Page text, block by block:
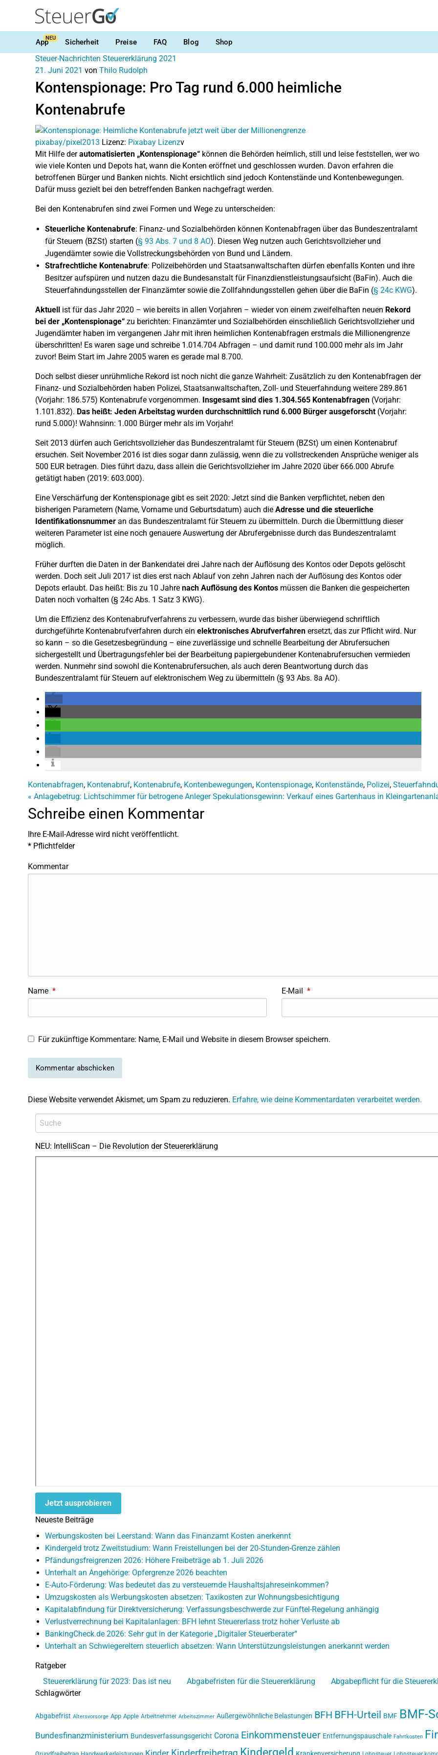
AppNEU Sicherheit Preise FAQ Blog Shop
Steuer-Nachrichten Steuererklärung 2021
21. Juni 2021 von Thilo Rudolph
Kontenspionage: Pro Tag rund 6.000 heimliche
Kontenabrufe
pixabay/pixel2013 Lizenz: Pixabay Lizenzv
Mit Hilfe derautomatisierten „Kontenspionage“ können die Behörden heimlich, still und leise feststellen, wer wo
wie viele Konten und Depots hat, wann die Konten eröffnet und geschlossen wurden. Davon erfahren die
betroffenen Bürger und Banken nichts. Nicht ersichtlich sind jedoch Kontenstände und Kontenbewegungen.
Dafür muss gezielt bei den betreffenden Banken nachgefragt werden.
Bei den Kontenabrufen sind zwei Formen und Wege zu unterscheiden:
Steuerliche Kontenabrufe: Finanz- und Sozialbehörden können Kontenabfragen über das Bundeszentralamt
für Steuern (BZSt) starten (§ 93 Abs. 7 und 8 AO). Diesen Weg nutzen auch Gerichtsvollzieher und
Jugendämter sowie die Vollstreckungsbehörden von Bund und Ländern.
Strafrechtliche Kontenabrufe: Polizeibehörden und Staatsanwaltschaften dürfen ebenfalls Konten und ihre
Besitzer aufspüren und nutzen dazu die Bundesanstalt für Finanzdienstleistungsaufsicht (BaFin). Auch die
Steuerfahndungsstellen der Finanzämter sowie die Zollfahndungsstellen gehen über die BaFin (§ 24c KWG).
Aktuell ist für das Jahr 2020 – wie bereits in allen Vorjahren – wieder von einem zweifelhaften neuen Rekord
bei der „Kontenspionage“ zu berichten: Finanzämter und Sozialbehörden einschließlich Gerichtsvollzieher und
Jugendämter haben im vergangenen Jahr mit ihren heimlichen Kontenabfragen erstmals die Millionengrenze
überschritten! Es waren sage und schreibe 1.014.704 Abfragen – und damit rund 100.000 mehr als im Jahr
zuvor! Beim Start im Jahre 2005 waren es gerade mal 8.700.
Doch selbst dieser unrühmliche Rekord ist noch nicht die ganze Wahrheit: Zusätzlich zu den Kontenabfragen der
Finanz- und Sozialbehörden haben Polizei, Staatsanwaltschaften, Zoll- und Steuerfahndung weitere 289.861
(Vorjahr: 186.575) Kontenabrufe vorgenommen. Insgesamt sind dies 1.304.565 Kontenabfragen (Vorjahr:
1.101.832). Das heißt: Jeden Arbeitstag wurden durchschnittlich rund 6.000 Bürger ausgeforscht (Vorjahr:
rund 5.000)! Wahnsinn: 1.000 Bürger mehr als im Vorjahr!
Seit 2013 dürfen auch Gerichtsvollzieher das Bundeszentralamt für Steuern (BZSt) um einen Kontenabruf
ersuchen. Seit November 2016 ist dies sogar dann zulässig, wenn die zu vollstreckenden Ansprüche weniger als
500 EUR betragen. Dies führt dazu, dass allein die Gerichtsvollzieher im Jahre 2020 über 666.000 Abrufe
getätigt haben (2019: 603.000).
Eine Verschärfung der Kontenspionage gibt es seit 2020: Jetzt sind die Banken verpflichtet, neben den
bisherigen Parametern (Name, Vorname und Geburtsdatum) auch die Adresse und die steuerliche
Identifikationsnummer an das Bundeszentralamt für Steuern zu übermitteln. Durch die Übermittlung dieser
weiteren Parameter ist eine noch genauere Auswertung der Abrufergebnisse durch das Bundeszentralamt
möglich.
Früher durften die Daten in der Bankendatei drei Jahre nach der Auflösung des Kontos oder Depots gelöscht
werden. Doch seit Juli 2017 ist dies erst nach Ablauf von zehn Jahren nach der Auflösung des Kontos oder
Depots erlaubt. Das heißt: Bis zu 10 Jahre nach Auflösung des Kontos müssen die Banken die gespeicherten
Daten noch vorhalten (§ 24c Abs. 1 Satz 3 KWG).
Um die Effizienz des Kontenabrufverfahrens zu verbessern, wurde das bisher überwiegend schriftlich
durchgeführte Kontenabrufverfahren durch ein elektronisches Abrufverfahren ersetzt, das zur Pflicht wird. Nur
so kann – so die Gesetzesbegründung – eine zuverlässige und schnelle Bearbeitung der Abrufersuchen
sichergestellt und Übertragungsfehler bei der Bearbeitung papiergebundener Kontenabrufersuchen vermieden
werden. Nunmehr sind sowohl die Kontenabrufersuchen, als auch deren Beantwortung durch das
Bundeszentralamt für Steuern auf elektronischem Weg zu übermitteln (§ 93 Abs. 8a AO).
Kontenabfragen, Kontenabruf, Kontenabrufe, Kontenbewegungen, Kontenspionage, Kontenstände, Polizei,
« Anlagebetrug: Lichtschimmer für betrogene Anleger Spekulationsgewinn: Verkauf eines Gartenhaus in
Schreibe einen Kommentar
Ihre E-Mail-Adresse wird nicht veröffentlicht.
* Pflichtfelder
Kommentar
Name * E-Mail *
Für zukünftige Kommentare: Name, E-Mail und Website in diesem Browser speichern.
Diese Website verwendet Akismet, um Spam zu reduzieren. Erfahre, wie deine Kommentardaten verarbeitet werden.
NEU: IntelliScan – Die Revolution der Steuererklärung
Jetzt ausprobieren
Neueste Beiträge
Werbungskosten bei Leerstand: Wann das Finanzamt Kosten anerkennt
Kindergeld trotz Zweitstudium: Wann Freistellungen bei der 20-Stunden-Grenze zählen
Pfändungsfreigrenzen 2026: Höhere Freibeträge ab 1. Juli 2026
Unterhalt an Angehörige: Opfergrenze 2026 beachten
E-Auto-Förderung: Was bedeutet das zu versteuernde Haushaltsjahreseinkommen?
Umzugskosten als Werbungskosten absetzen: Taxikosten zur Wohnungsbesichtigung
Kapitalabfindung für Direktversicherung: Verfassungsbeschwerde zur Fünftel-Regelung anhängig
Verlustverrechnung bei Kapitalanlagen: BFH lehnt Steuererlass trotz hoher Verluste ab
BankingCheck.de 2026: Sehr gut in der Kategorie „Digitaler Steuerberater“
Unterhalt an Schwiegereltern steuerlich absetzen: Wann Unterstützungsleistungen anerkannt werden
Ratgeber
Steuererklärung für 2023: Das ist neu
Abgabefristen für die Steuererklärung
Abgabepflicht für die
Schlagwörter
Abgabefrist Altersvorsorge App Apple Arbeitnehmer Arbeitszimmer Außergewöhnliche Belastungen BFH BFH-Urteil BMF BMF-
Bundesfinanzministerium Bundesverfassungsgericht Corona Einkommensteuer Entfernungspauschale Fahrtkosten